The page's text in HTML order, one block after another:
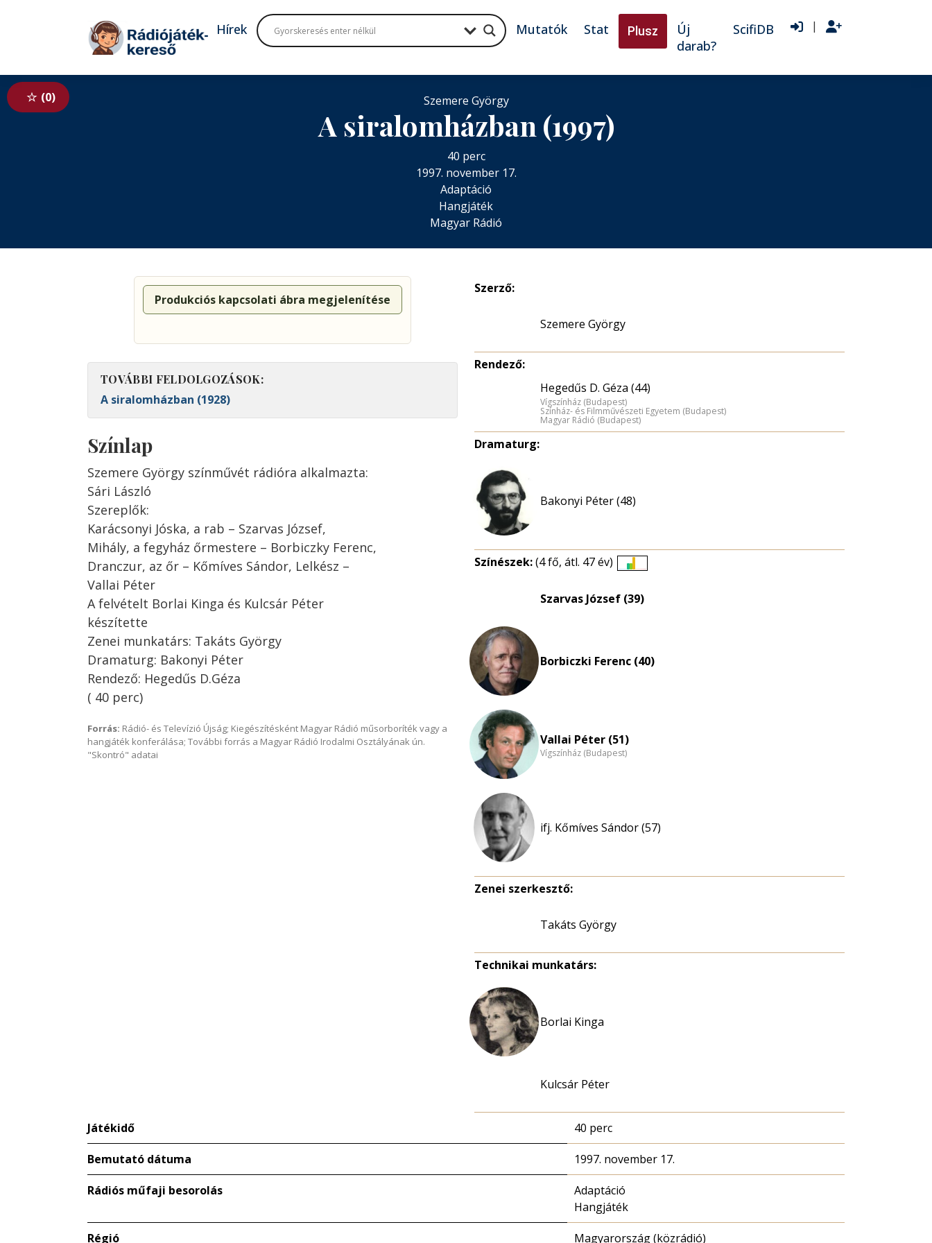
Tovább a tartalomhoz
Hírek Mutatók Stat Plusz
Új
darab?
ScifiDB |
0 Szemere György
A siralomházban (1997)
40 perc
1997. november 17.
Adaptáció
Hangjáték
Magyar Rádió
Produkciós kapcsolati ábra megjelenítése
TOVÁBBI FELDOLGOZÁSOK:
A siralomházban (1928)
Színlap
Szemere György színművét rádióra alkalmazta:
Sári László
Szereplők:
Karácsonyi Jóska, a rab – Szarvas József,
Mihály, a fegyház őrmestere – Borbiczky Ferenc,
Dranczur, az őr – Kőmíves Sándor, Lelkész –
Vallai Péter
A felvételt Borlai Kinga és Kulcsár Péter
készítette
Zenei munkatárs: Takáts György
Dramaturg: Bakonyi Péter
Rendező: Hegedűs D.Géza
( 40 perc)
Forrás: Rádió- és Televízió Újság; Kiegészítésként Magyar Rádió műsorboríték vagy a
hangjáték konferálása; További forrás a Magyar Rádió Irodalmi Osztályának ún.
"Skontró" adatai
Szerző:
Szemere György
Rendező:
Hegedűs D. Géza (44)
Vígszínház (Budapest)
Színház- és Filmművészeti Egyetem (Budapest)
Magyar Rádió (Budapest)
Dramaturg:
Bakonyi Péter (48)
Színészek:(4 fő, átl. 47 év)
eloszlás
Szarvas József (39)
Borbiczki Ferenc (40)
Vallai Péter (51)
Vígszínház (Budapest)
ifj. Kőmíves Sándor (57)
Zenei szerkesztő:
Takáts György
Technikai munkatárs:
Borlai Kinga
Kulcsár Péter
Játékidő 40 perc
Bemutató dátuma 1997. november 17.
Rádiós műfaji besorolás
Adaptáció
Hangjáték
Régió Magyarország (közrádió)